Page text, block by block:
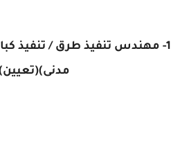
1- مهندس تنفيذ طرق / تنفيذ